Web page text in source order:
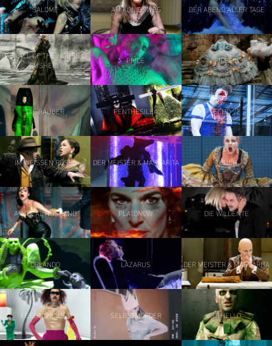
SALOMÉ AM KÖNIGSWEG DER ABEND ALLER TAGE
THE FALL OF THE HOUSE OF
USHER PRIDE FIDELIO
DIE RÄUBER PENTHESILEA ECHO 72
IM WEISSEN RÖSSL DER MEISTER & MARGARITA TOUCH
AN IDEAL HUSBAND PLATONOW DIE WILDENTE
ORLANDO LAZARUS DER MEISTER & MARGARITA
FEELING FAUST SELBSTMÖRDER OTHELLO